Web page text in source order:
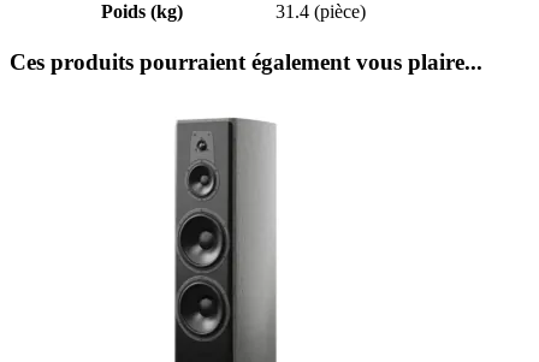
Poids (kg)
31.4 (pièce)
Ces produits pourraient également vous plaire...